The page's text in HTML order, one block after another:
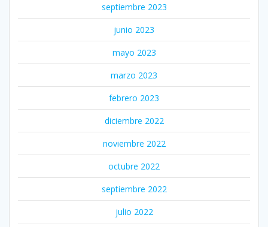
septiembre 2023
junio 2023
mayo 2023
marzo 2023
febrero 2023
diciembre 2022
noviembre 2022
octubre 2022
septiembre 2022
julio 2022